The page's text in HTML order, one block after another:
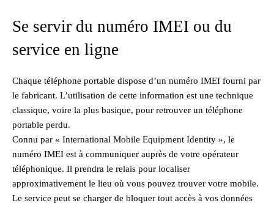
Se servir du numéro IMEI ou du
service en ligne
Chaque téléphone portable dispose d’un numéro IMEI fourni par
le fabricant. L’utilisation de cette information est une technique
classique, voire la plus basique, pour retrouver un téléphone
portable perdu.
Connu par « International Mobile Equipment Identity », le
numéro IMEI est à communiquer auprès de votre opérateur
téléphonique. Il prendra le relais pour localiser
approximativement le lieu où vous pouvez trouver votre mobile.
Le service peut se charger de bloquer tout accès à vos données